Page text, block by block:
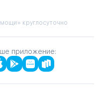
круглосуточно
приложение: